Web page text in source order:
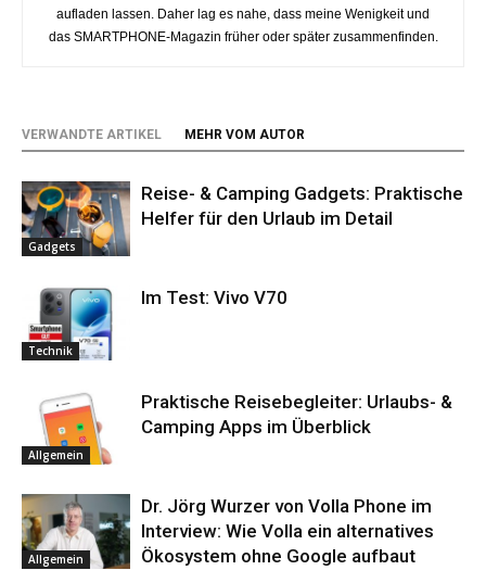
aufladen lassen. Daher lag es nahe, dass meine Wenigkeit und
das SMARTPHONE-Magazin früher oder später zusammenfinden.
VERWANDTE ARTIKEL MEHR VOM AUTOR
Gadgets
Reise- & Camping Gadgets: Praktische
Helfer für den Urlaub im Detail
Technik
Im Test: Vivo V70
Allgemein
Praktische Reisebegleiter: Urlaubs- &
Camping Apps im Überblick
Allgemein
Dr. Jörg Wurzer von Volla Phone im
Interview: Wie Volla ein alternatives
Ökosystem ohne Google aufbaut